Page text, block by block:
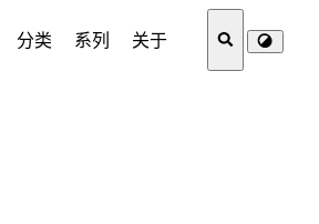
分类 系列 关于